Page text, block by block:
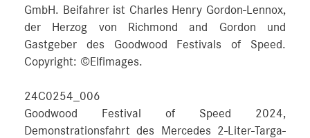
GmbH. Beifahrer ist Charles Henry Gordon-Lennox,
der Herzog von Richmond and Gordon und
Gastgeber des Goodwood Festivals of Speed.
Copyright: ©Elfimages.
24C0254_006
Goodwood Festival of Speed 2024,
Demonstrationsfahrt des Mercedes 2-Liter-Targa-